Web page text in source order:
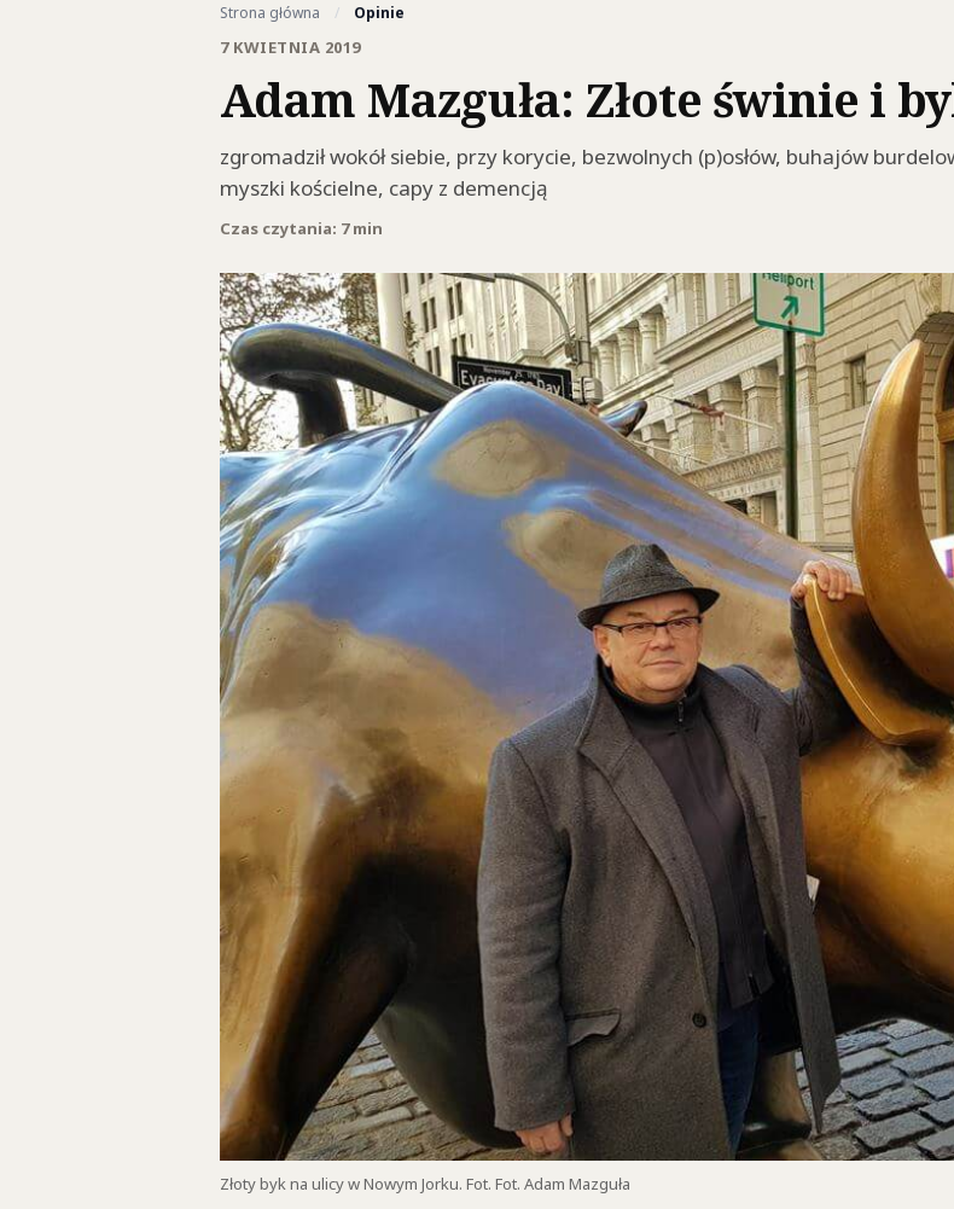
Strona główna / Opinie
7 KWIETNIA 2019
Adam Mazguła: Złote świnie i
zgromadził wokół siebie, przy korycie, bezwolnych (p)osłów, buhajów
myszki kościelne, capy z demencją
Czas czytania: 7 min
Złoty byk na ulicy w Nowym Jorku. Fot. Fot. Adam Mazguła